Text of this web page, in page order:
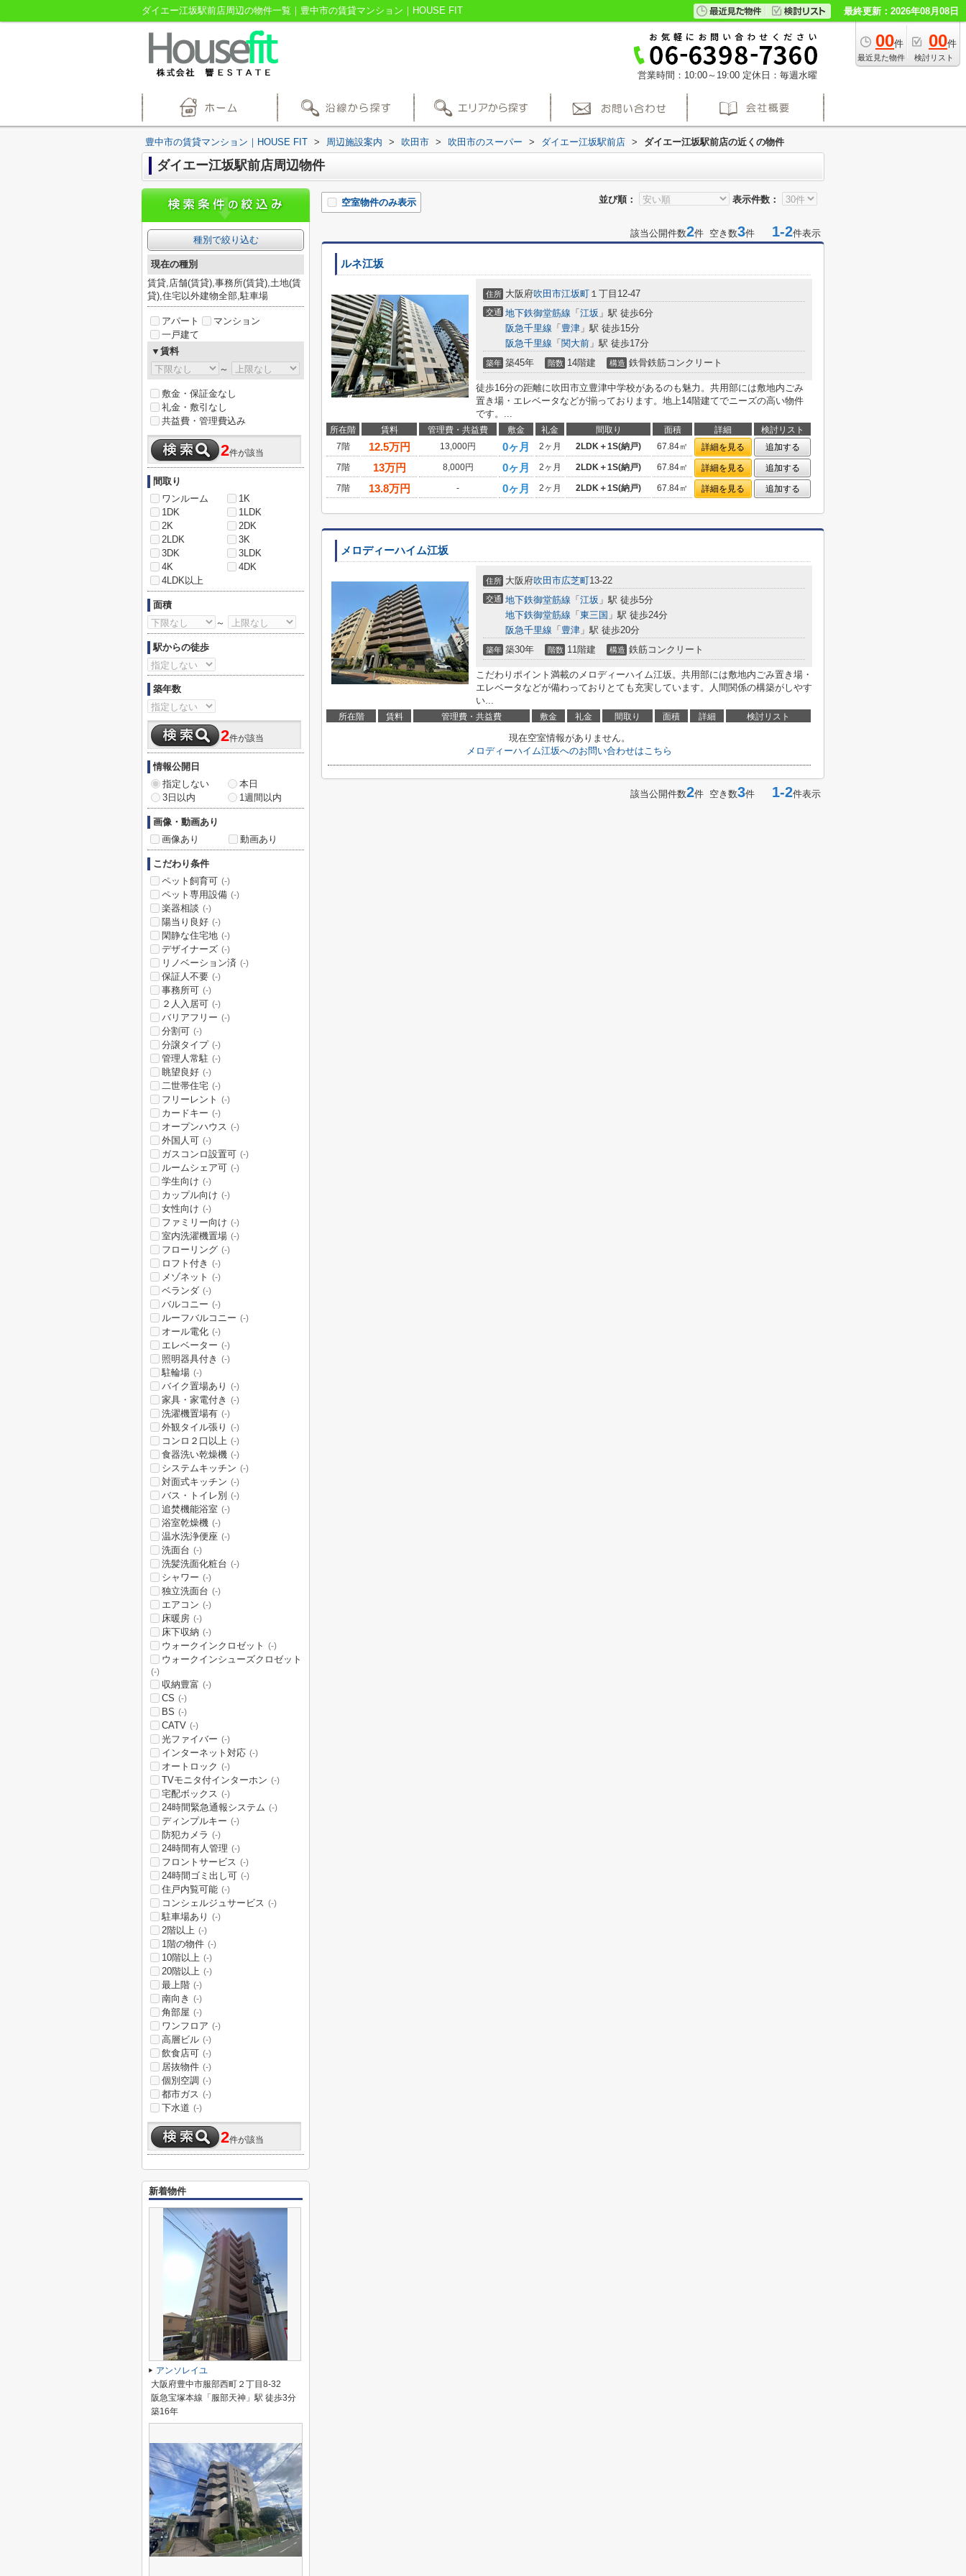
ダイエー江坂駅前店周辺の物件一覧｜豊中市の賃貸マンション｜HOUSE FIT 最終更新：2026年08月08日
00件
最近見た物件
00件
検討リスト
営業時間：10:00～19:00 定休日：毎週水曜
豊中市の賃貸マンション｜HOUSE FIT > 周辺施設案内 > 吹田市 > 吹田市のスーパー > ダイエー江坂駅前店 > ダイエー江坂駅前店の近くの物件
ダイエー江坂駅前店周辺物件
並び順： 表示件数：
空室物件のみ表示
該当公開件数2件 空き数3件 1-2件表示
ルネ江坂
住所 大阪府吹田市江坂町 １丁目12-47
交通 地下鉄御堂筋線 「 江坂 」駅 徒歩6分
阪急千里線 「 豊津 」駅 徒歩15分
阪急千里線 「 関大前 」駅 徒歩17分
築年 築45年 階数 14階建 構造 鉄骨鉄筋コンクリート
徒歩16分の距離に吹田市立豊津中学校があるのも魅力。共用部には敷地内ごみ
置き場・エレベータなどが揃っております。地上14階建てでニーズの高い物件
です。...
所在階 賃料 管理費・共益費 敷金 礼金 間取り 面積 詳細
検討リスト
7階
12.5万円 13,000円 0ヶ月 2ヶ月 2LDK＋1S(納戸) 67.84㎡ 詳細を見る
追加する
7階
13万円 8,000円 0ヶ月 2ヶ月 2LDK＋1S(納戸) 67.84㎡ 詳細を見る
追加する
7階
13.8万円 - 0ヶ月 2ヶ月 2LDK＋1S(納戸) 67.84㎡ 詳細を見る 追加する
メロディーハイム江坂
住所 大阪府吹田市広芝町13-22
交通 地下鉄御堂筋線 「 江坂 」駅 徒歩5分
地下鉄御堂筋線 「 東三国 」駅 徒歩24分
阪急千里線 「 豊津 」駅 徒歩20分
築年 築30年 階数 11階建 構造 鉄筋コンクリート
こだわりポイント満載のメロディーハイム江坂。共用部には敷地内ごみ置き場・
エレベータなどが備わっておりとても充実しています。人間関係の構築がしやす
い...
所在階 賃料 管理費・共益費 敷金 礼金 間取り 面積 詳細 検討リスト
現在空室情報がありません。
メロディーハイム江坂へのお問い合わせはこちら
該当公開件数2件 空き数3件 1-2件表示
種別で絞り込む
現在の種別
賃貸,店舗(賃貸),事務所(賃貸),土地(賃
貸),住宅以外建物全部,駐車場
アパート
マンション
一戸建て
▼賃料
～
敷金・保証金なし
礼金・敷引なし
共益費・管理費込み
2件が該当
間取り
ワンルーム
1K
1DK
1LDK
2K
2DK
2LDK
3K
3DK
3LDK
4K
4DK
4LDK以上
面積
～
駅からの徒歩
築年数
2件が該当
情報公開日
指定しない
本日
3日以内
1週間以内
画像・動画あり
画像あり
動画あり
こだわり条件
ペット飼育可 (-)
ペット専用設備 (-)
楽器相談 (-)
陽当り良好 (-)
閑静な住宅地 (-)
デザイナーズ (-)
リノベーション済 (-)
保証人不要 (-)
事務所可 (-)
２人入居可 (-)
バリアフリー (-)
分割可 (-)
分譲タイプ (-)
管理人常駐 (-)
眺望良好 (-)
二世帯住宅 (-)
フリーレント (-)
カードキー (-)
オープンハウス (-)
外国人可 (-)
ガスコンロ設置可 (-)
ルームシェア可 (-)
学生向け (-)
カップル向け (-)
女性向け (-)
ファミリー向け (-)
室内洗濯機置場 (-)
フローリング (-)
ロフト付き (-)
メゾネット (-)
ベランダ (-)
バルコニー (-)
ルーフバルコニー (-)
オール電化 (-)
エレベーター (-)
照明器具付き (-)
駐輪場 (-)
バイク置場あり (-)
家具・家電付き (-)
洗濯機置場有 (-)
外観タイル張り (-)
コンロ２口以上 (-)
食器洗い乾燥機 (-)
システムキッチン (-)
対面式キッチン (-)
バス・トイレ別 (-)
追焚機能浴室 (-)
浴室乾燥機 (-)
温水洗浄便座 (-)
洗面台 (-)
洗髪洗面化粧台 (-)
シャワー (-)
独立洗面台 (-)
エアコン (-)
床暖房 (-)
床下収納 (-)
ウォークインクロゼット (-)
ウォークインシューズクロゼット
(-)
収納豊富 (-)
CS (-)
BS (-)
CATV (-)
光ファイバー (-)
インターネット対応 (-)
オートロック (-)
TVモニタ付インターホン (-)
宅配ボックス (-)
24時間緊急通報システム (-)
ディンプルキー (-)
防犯カメラ (-)
24時間有人管理 (-)
フロントサービス (-)
24時間ゴミ出し可 (-)
住戸内覧可能 (-)
コンシェルジュサービス (-)
駐車場あり (-)
2階以上 (-)
1階の物件 (-)
10階以上 (-)
20階以上 (-)
最上階 (-)
南向き (-)
角部屋 (-)
ワンフロア (-)
高層ビル (-)
飲食店可 (-)
居抜物件 (-)
個別空調 (-)
都市ガス (-)
下水道 (-)
2件が該当
新着物件
アンソレイユ
大阪府豊中市服部西町２丁目8-32
阪急宝塚本線「服部天神」駅 徒歩3分
築16年